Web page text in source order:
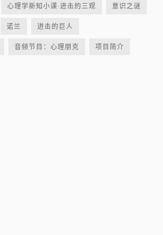
心理学新知小课·进击的三观 意识之谜
诺兰 进击的巨人
音频节目：心理朋克 项目简介